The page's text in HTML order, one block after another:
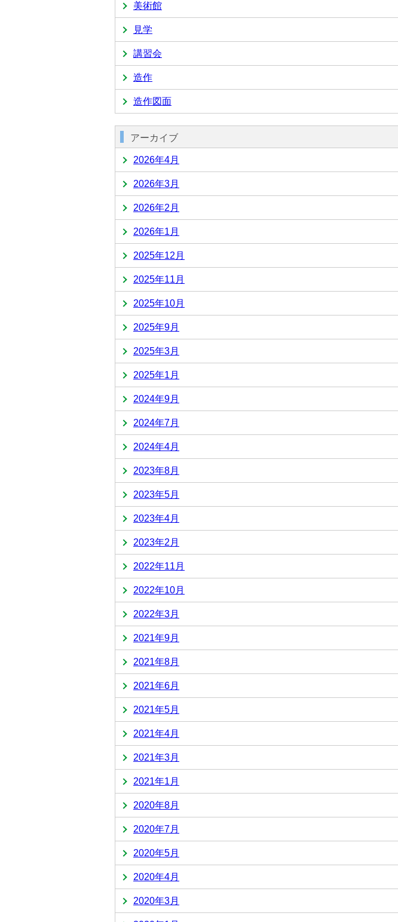
美術館
見学
講習会
造作
造作図面
アーカイブ
2026年4月
2026年3月
2026年2月
2026年1月
2025年12月
2025年11月
2025年10月
2025年9月
2025年3月
2025年1月
2024年9月
2024年7月
2024年4月
2023年8月
2023年5月
2023年4月
2023年2月
2022年11月
2022年10月
2022年3月
2021年9月
2021年8月
2021年6月
2021年5月
2021年4月
2021年3月
2021年1月
2020年8月
2020年7月
2020年5月
2020年4月
2020年3月